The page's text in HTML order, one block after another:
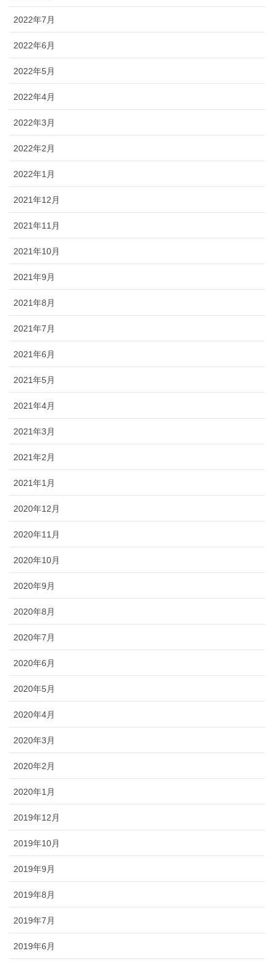
2022年7月
2022年6月
2022年5月
2022年4月
2022年3月
2022年2月
2022年1月
2021年12月
2021年11月
2021年10月
2021年9月
2021年8月
2021年7月
2021年6月
2021年5月
2021年4月
2021年3月
2021年2月
2021年1月
2020年12月
2020年11月
2020年10月
2020年9月
2020年8月
2020年7月
2020年6月
2020年5月
2020年4月
2020年3月
2020年2月
2020年1月
2019年12月
2019年10月
2019年9月
2019年8月
2019年7月
2019年6月